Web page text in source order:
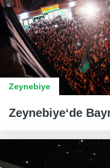
Zeynebiye
Zeynebiye‘de